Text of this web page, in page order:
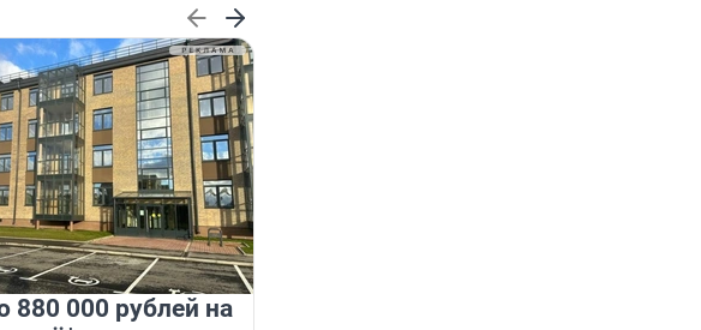
880 000 рублей на